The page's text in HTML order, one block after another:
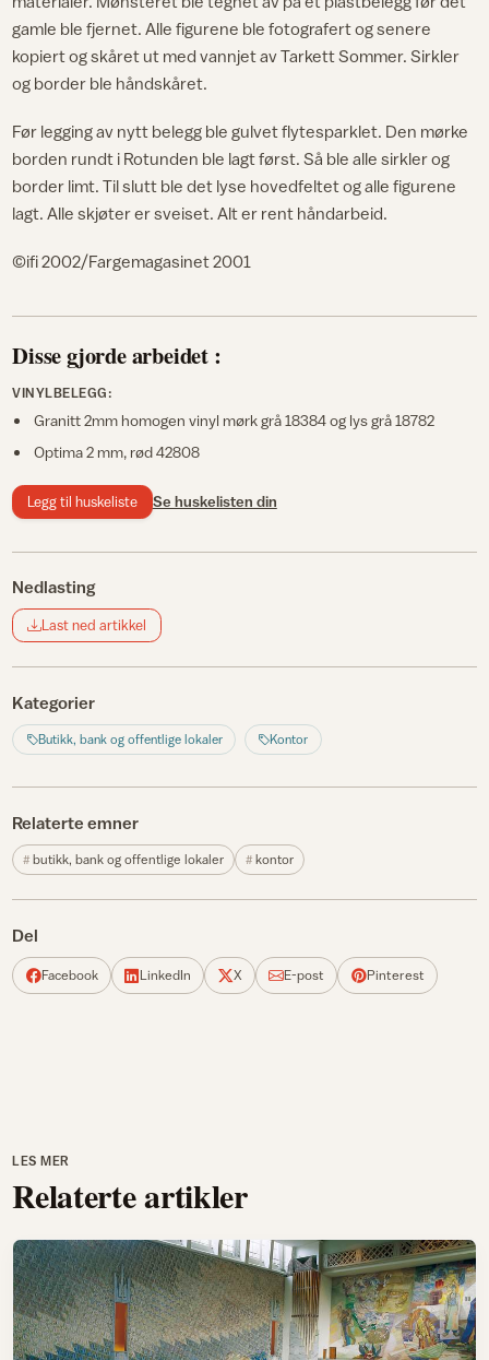
gamle ble fjernet. Alle figurene ble fotografert og senere
kopiert og skåret ut med vannjet av Tarkett Sommer. Sirkler
og border ble håndskåret.
Før legging av nytt belegg ble gulvet flytesparklet. Den mørke
borden rundt i Rotunden ble lagt først. Så ble alle sirkler og
border limt. Til slutt ble det lyse hovedfeltet og alle figurene
lagt. Alle skjøter er sveiset. Alt er rent håndarbeid.
©ifi 2002/Fargemagasinet 2001
Disse gjorde arbeidet :
VINYLBELEGG:
Granitt 2mm homogen vinyl mørk grå 18384 og lys grå 18782
Optima 2 mm, rød 42808
Legg til huskeliste Se huskelisten din
Nedlasting
Last ned artikkel
Kategorier
Butikk, bank og offentlige lokaler Kontor
Relaterte emner
butikk, bank og offentlige lokaler kontor
Del
Facebook LinkedIn X E-post Pinterest
LES MER
Relaterte artikler